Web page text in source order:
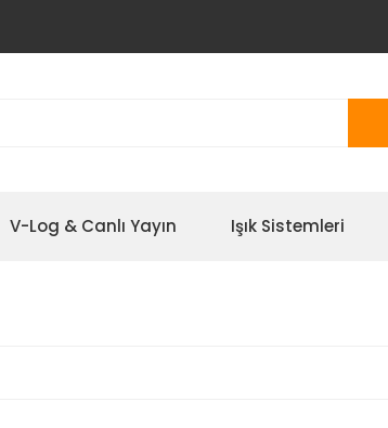
V-Log & Canlı Yayın Işık Sistemleri